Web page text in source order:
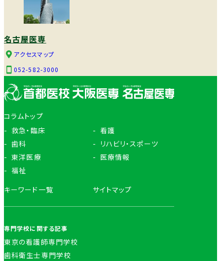
名古屋医専
アクセスマップ
052-582-3000
コラムトップ
救急・臨床
看護
歯科
リハビリ・スポーツ
東洋医療
医療情報
福祉
キーワード一覧
サイトマップ
専門学校に関する記事
東京の看護師専門学校
歯科衛生士専門学校